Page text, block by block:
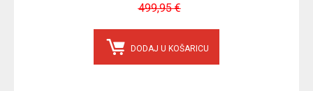
499,95 €
DODAJ U KOŠARICU